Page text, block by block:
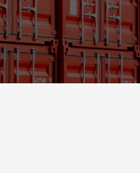
ВПЕРЕД